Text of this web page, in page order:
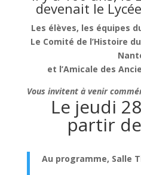
devenait le
Les élèves, les équipes
Le Comité de l’Histoire
et l’Amicale des
Vous invitent à venir
Le jeudi
partir
Au programme, Salle